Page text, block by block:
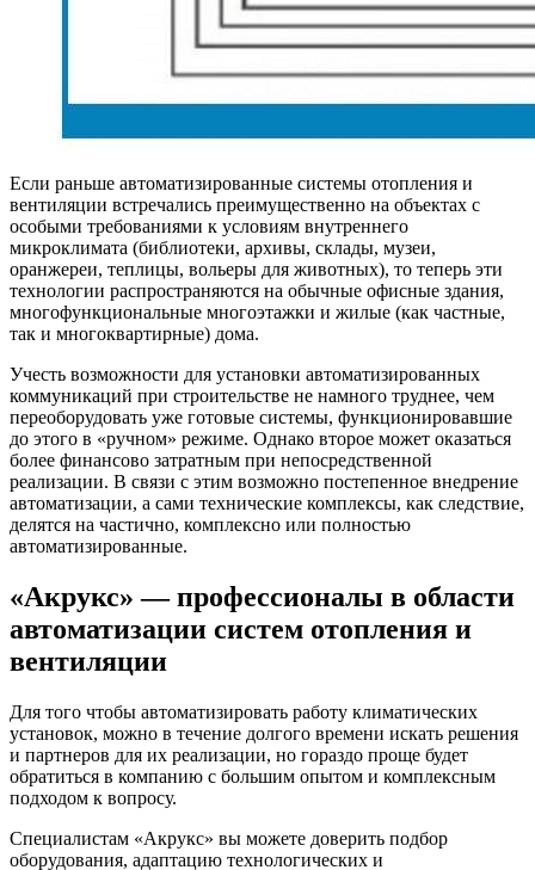
Если раньше автоматизированные системы отопления и
вентиляции встречались преимущественно на объектах с
особыми требованиями к условиям внутреннего
микроклимата (библиотеки, архивы, склады, музеи,
оранжереи, теплицы, вольеры для животных), то теперь эти
технологии распространяются на обычные офисные здания,
многофункциональные многоэтажки и жилые (как частные,
так и многоквартирные) дома.
Учесть возможности для установки автоматизированных
коммуникаций при строительстве не намного труднее, чем
переоборудовать уже готовые системы, функционировавшие
до этого в «ручном» режиме. Однако второе может оказаться
более финансово затратным при непосредственной
реализации. В связи с этим возможно постепенное внедрение
автоматизации, а сами технические комплексы, как следствие,
делятся на частично, комплексно или полностью
автоматизированные.
«Акрукс» — профессионалы в области
автоматизации систем отопления и
вентиляции
Для того чтобы автоматизировать работу климатических
установок, можно в течение долгого времени искать решения
и партнеров для их реализации, но гораздо проще будет
обратиться в компанию с большим опытом и комплексным
подходом к вопросу.
Специалистам «Акрукс» вы можете доверить подбор
оборудования, адаптацию технологических и